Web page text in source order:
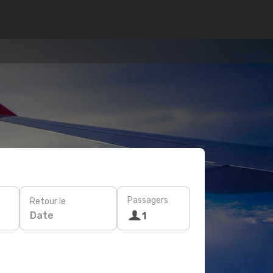
Retour le
Date
Passagers
1